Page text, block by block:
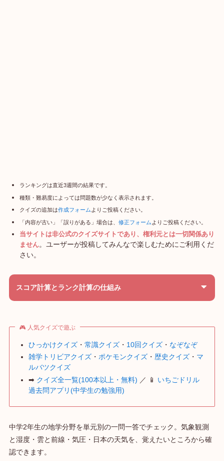
ランキングは直近3週間の結果です。
種類・難易度によっては問題数が少なく表示されます。
クイズの追加は作成フォーム よりご投稿ください。
「内容が古い」「誤りがある」場合は、 修正フォーム よりご投稿ください。
当サイトは非公式のクイズサイトであり、権利元とは一切関係あり
ません。ユーザーが投稿してみんなで楽しむためにご利用くだ
さい。
スコア計算とランク計算の仕組み
🎮 人気クイズで遊ぶ
ひっかけクイズ ・常識クイズ ・ 10回クイズ ・ なぞなぞ
雑学トリビアクイズ ・ ポケモンクイズ ・ 歴史クイズ ・ マ
ルバツクイズ
➡ クイズ全一覧(100本以上・無料) ／ 📱 いちごドリル
過去問アプリ(中学生の勉強用)
中学2年生の地学分野を単元別の一問一答でチェック。気象観測
と湿度・雲と前線・気圧・日本の天気を、覚えたいところから確
認できます。